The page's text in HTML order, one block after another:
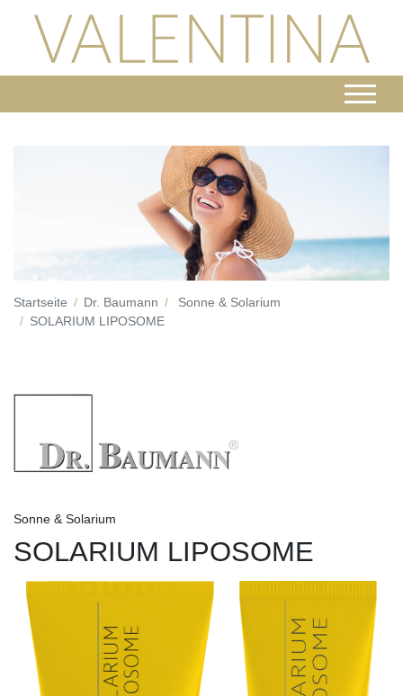
Startseite Dr. Baumann
Sonne & Solarium
SOLARIUM LIPOSOME
Sonne & Solarium
SOLARIUM LIPOSOME